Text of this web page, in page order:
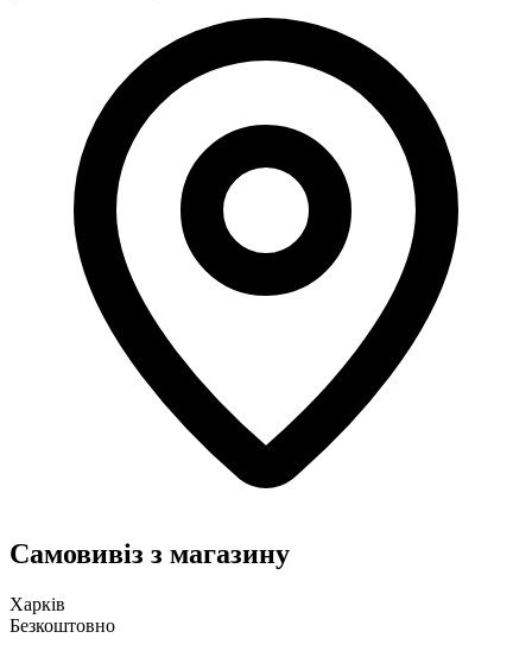
Самовивіз з магазину
Харків
Безкоштовно